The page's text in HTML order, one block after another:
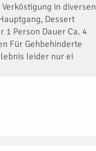
in diversen
Dessert
1 Person Dauer Ca. 4
Für Gehbehinderte
leider nur ei